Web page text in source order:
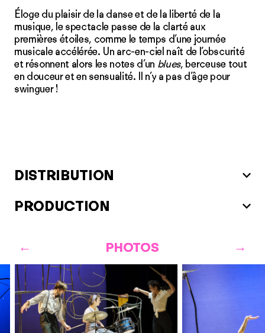
Éloge du plaisir de la danse et de la liberté de la
musique, le spectacle passe de la clarté aux
premières étoiles, comme le temps d’une journée
musicale accélérée. Un arc-en-ciel naît de l’obscurité
et résonnent alors les notes d’un blues, berceuse tout
en douceur et en sensualité. Il n’y a pas d’âge pour
swinguer !
DISTRIBUTION
PRODUCTION
PHOTOS